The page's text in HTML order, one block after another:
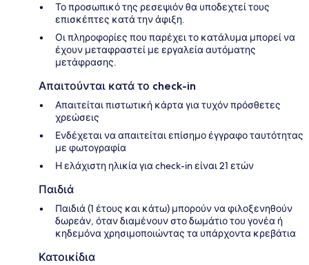
Το προσωπικό της ρεσεψιόν θα υποδεχτεί τους
επισκέπτες κατά την άφιξη.
Οι πληροφορίες που παρέχει το κατάλυμα μπορεί να
έχουν μεταφραστεί με εργαλεία αυτόματης
μετάφρασης.
Απαιτούνται κατά το check-in
Απαιτείται πιστωτική κάρτα για τυχόν πρόσθετες
χρεώσεις
Ενδέχεται να απαιτείται επίσημο έγγραφο ταυτότητας
με φωτογραφία
Η ελάχιστη ηλικία για check-in είναι 21 ετών
Παιδιά
Παιδιά (1 έτους και κάτω) μπορούν να φιλοξενηθούν
δωρεάν, όταν διαμένουν στο δωμάτιο του γονέα ή
κηδεμόνα χρησιμοποιώντας τα υπάρχοντα κρεβάτια
Κατοικίδια